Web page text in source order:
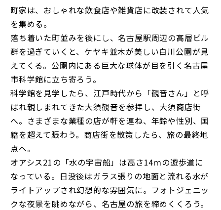
町家は、おしゃれな飲食店や雑貨店に改装されて人気
を集める。
落ち着いた町並みを後にし、名古屋駅周辺の高層ビル
群を過ぎていくと、ケヤキ並木が美しい白川公園が見
えてくる。公園内にある巨大な球体が目を引く名古屋
市科学館に立ち寄ろう。
科学館を見学したら、江戸時代から「観音さん」と呼
ばれ親しまれてきた大須観音を参拝し、大須商店街
へ。さまざまな業種の店が軒を連ね、年齢や性別、国
籍を超えて賑わう。商店街を散策したら、旅の最終地
点へ。
オアシス21の「水の宇宙船」は高さ14ｍの遊歩道に
なっている。日没後はガラス張りの地面と流れる水が
ライトアップされ幻想的な雰囲気に。フォトジェニッ
クな夜景を眺めながら、名古屋の旅を締めくくろう。